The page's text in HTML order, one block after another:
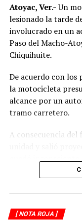
Atoyac, Ver.-Un
lesionado la tarde
involucrado en un
Paso del Macho-
Chiquihuite.
De acuerdo con
la motocicleta
alcance por un
tramo carretero.
A consecuencia
Testigos del
de los cuerpos de
asfáltica, mientras
[ NOTA ROJA ]